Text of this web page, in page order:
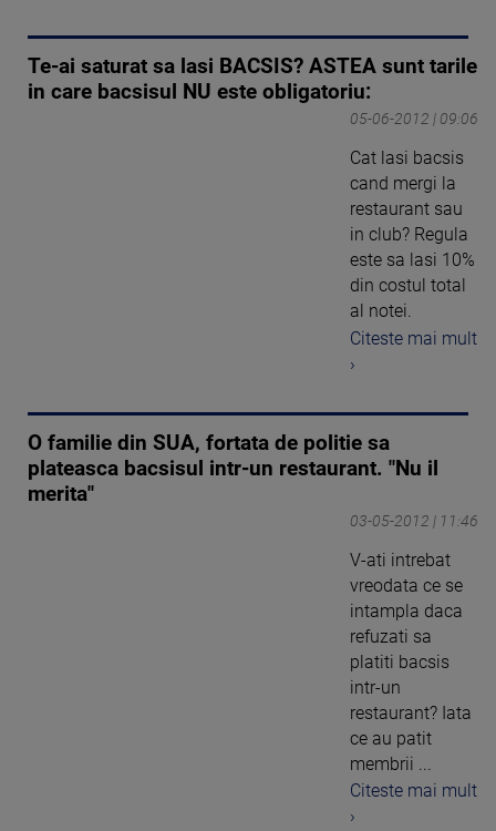
Te-ai saturat sa lasi BACSIS? ASTEA sunt tarile
in care bacsisul NU este obligatoriu:
05-06-2012 | 09:06
Cat lasi bacsis
cand mergi la
restaurant sau
in club? Regula
este sa lasi 10%
din costul total
al notei.
Citeste mai mult
›
O familie din SUA, fortata de politie sa
plateasca bacsisul intr-un restaurant. "Nu il
merita"
03-05-2012 | 11:46
V-ati intrebat
vreodata ce se
intampla daca
refuzati sa
platiti bacsis
intr-un
restaurant? Iata
ce au patit
membrii ...
Citeste mai mult
›